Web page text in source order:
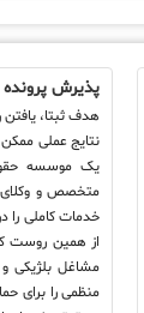
پذیرش
هدف ثبتا،
نتایج عملی
یک موسسه
متخصص و
خدمات کاملی را
از همین روست
مشاغل بلژیکی و
منظمی را برای